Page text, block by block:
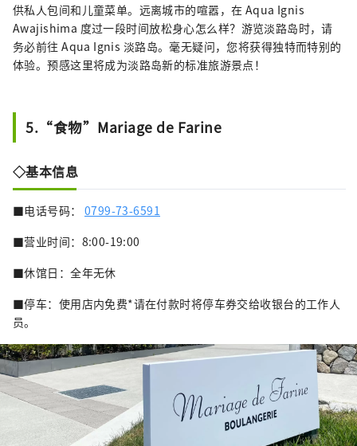
供私人包间和儿童菜单。远离城市的喧嚣，在 Aqua Ignis
Awajishima 度过一段时间放松身心怎么样？游览淡路岛时，请
务必前往 Aqua Ignis 淡路岛。毫无疑问，您将获得独特而特别的
体验。预感这里将成为淡路岛新的标准旅游景点！
5.“食物”Mariage de Farine
◇基本信息
■电话号码： 0799-73-6591
■营业时间：8:00-19:00
■休馆日：全年无休
■停车：使用店内免费*请在付款时将停车券交给收银台的工作人
员。